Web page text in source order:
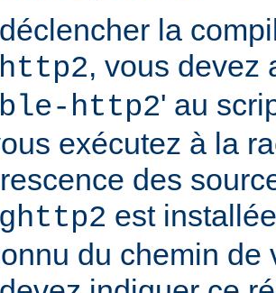
la
, vous devez
http2' au
exécutez à la
des
est
du chemin de